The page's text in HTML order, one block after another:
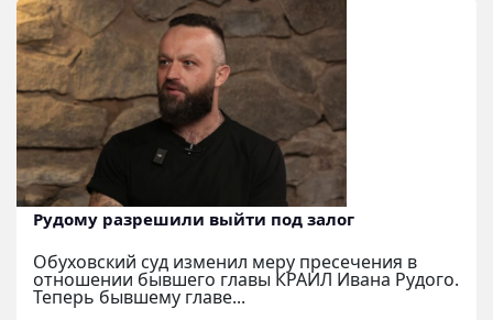
Рудому разрешили выйти под залог
Обуховский суд изменил меру пресечения в
отношении бывшего главы КРАИЛ Ивана Рудого.
Теперь бывшему главе...